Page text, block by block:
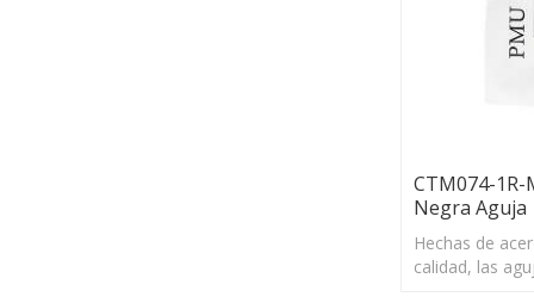
CTM074-
Negra Aguja
Hechas de
calidad, las